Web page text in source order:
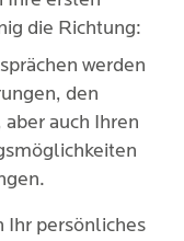
die Richtung:
werden
den
auch Ihren
Ihr persönliches